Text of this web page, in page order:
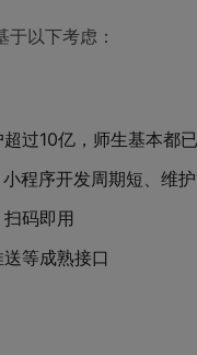
以下考虑：
过10亿，师生基本都
程序开发周期短、维
码即用
等成熟接口